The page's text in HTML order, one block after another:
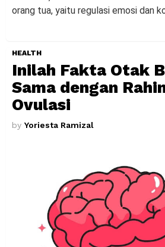
orang tua, yaitu regulasi emosi dan
HEALTH
Inilah Fakta Otak
Sama dengan
Ovulasi
by Yoriesta Ramizal